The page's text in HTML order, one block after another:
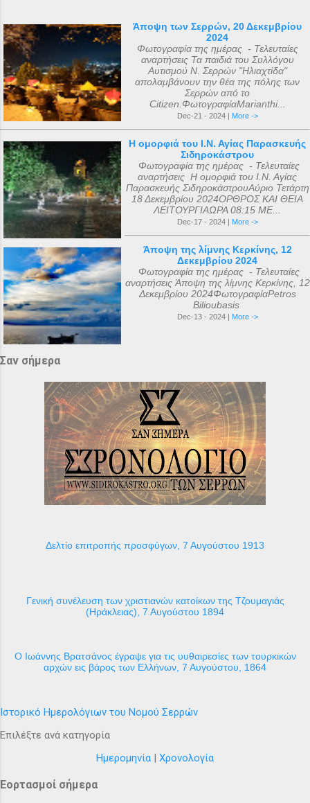
Άποψη των Σερρών, 20 Δεκεμβρίου
2024
Φωτογραφία της ημέρας - Τελευταίες
αναρτήσεις Τα παιδιά του Συλλόγου
Αυτισμού Ν. Σερρών "Ηλιαχτίδα"
απολαμβάνουν την θέα της πόλης των
Σερρών από το
Citizen.ΦωτογραφίαMarianthi...
Dec-21 - 2024 | More ->
Η ομορφιά του Ι.Ν. Αγίας Παρασκευής
Σιδηροκάστρου
Φωτογραφία της ημέρας - Τελευταίες
αναρτήσεις Η ομορφιά του Ι.Ν. Αγίας
Παρασκευής ΣιδηροκάστρουΑύριο Τετάρτη
18 Δεκεμβρίου 2024ΟΡΘΡΟΣ ΚΑΙ ΘΕΙΑ
ΛΕΙΤΟΥΡΓΙΑΩΡΑ 08:15 ΜΕ...
Dec-17 - 2024 | More ->
Άποψη της λίμνης Κερκίνης, 12
Δεκεμβρίου 2024
Φωτογραφία της ημέρας - Τελευταίες
αναρτήσεις Άποψη της λίμνης Κερκίνης, 12
Δεκεμβρίου 2024ΦωτογραφίαPetros
Bilioubasis
Dec-13 - 2024 | More ->
Σαν σήμερα
Δελτίο επιτροπής προσφύγων, 7 Αυγούστου 1913
Γενική συνέλευση των χριστιανών κατοίκων της Τζουμαγιάς
(Ηράκλειας), 7 Αυγούστου 1894
Ο Ιωάννης Βρατσάνος έγραψε για τις υυθαιρεσίες των τουρκικών
αρχών εις βάρος των Ελλήνων, 7 Αυγούστου, 1864
Ιστορικό Ημερολόγιων του Νομού Σερρών
Επιλέξτε ανά κατηγορία
Ημερομηνία | Χρονολογία
Εορτασμοί σήμερα